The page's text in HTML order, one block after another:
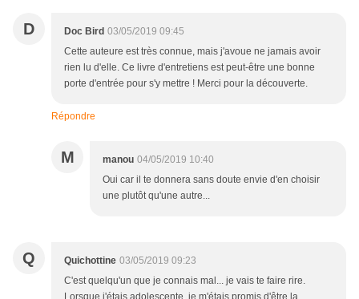
D Doc Bird 03/05/2019 09:45
Cette auteure est très connue, mais j'avoue ne jamais avoir
rien lu d'elle. Ce livre d'entretiens est peut-être une bonne
porte d'entrée pour s'y mettre ! Merci pour la découverte.
Répondre
M manou 04/05/2019 10:40
Oui car il te donnera sans doute envie d'en choisir
une plutôt qu'une autre...
Q Quichottine 03/05/2019 09:23
C'est quelqu'un que je connais mal... je vais te faire rire.
Lorsque j'étais adolescente, je m'étais promis d'être la